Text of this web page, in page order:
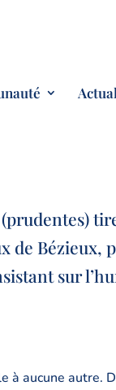
de
sur
à aucune autre.